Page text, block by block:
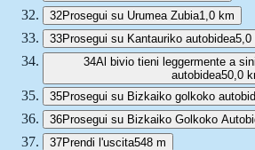
32Prosegui su Urumea Zubia1,0 km
33Prosegui su Kantauriko autobidea5,0
34Al bivio tieni leggermente a
autobidea50,0
35Prosegui su Bizkaiko golkoko
36Prosegui su Bizkaiko Golkoko
37Prendi l'uscita548 m